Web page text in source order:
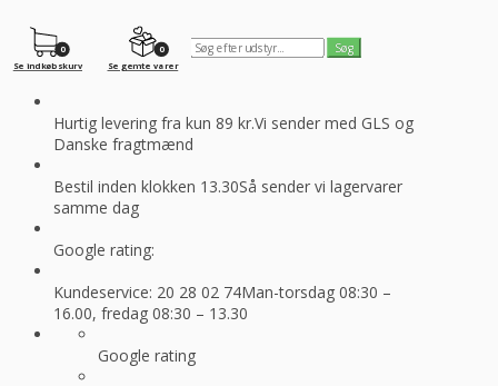
0
Se gemte varer
0
Se indkøbskurv
Hurtig levering fra kun 89 kr.Vi sender med GLS og
Danske fragtmænd
Bestil inden klokken 13.30Så sender vi lagervarer
samme dag
Google rating:
Kundeservice: 20 28 02 74Man-torsdag 08:30 –
16.00, fredag 08:30 – 13.30
Google rating